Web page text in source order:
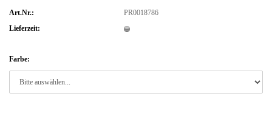
Art.Nr.:
PR0018786
Lieferzeit:
Farbe: